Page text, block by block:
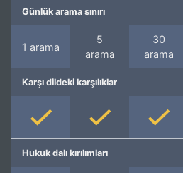
Günlük arama sınırı
1 arama
5
arama
30
arama
Karşı dildeki karşılıklar
Hukuk dalı kırılımları